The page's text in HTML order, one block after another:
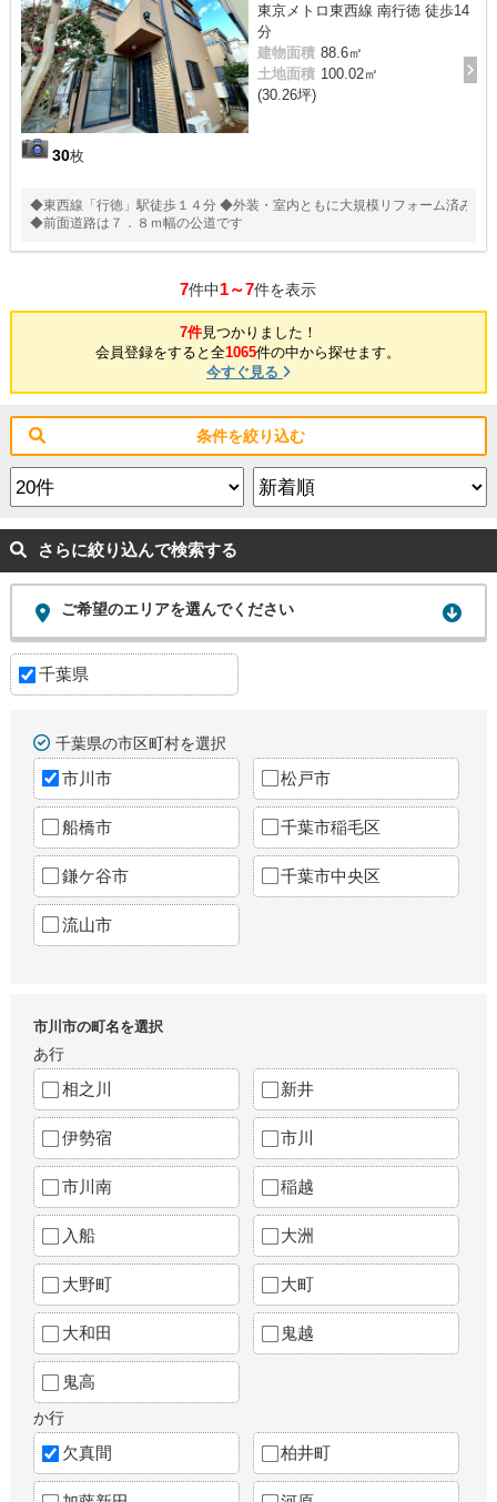
30枚
東京メトロ東西線 南行徳 徒歩14
分
建物面積 88.6㎡
土地面積 100.02㎡
(30.26坪)
◆東西線「行徳」駅徒歩１４分 ◆外装・室内ともに大規模リフォーム済み
◆前面道路は７．８ｍ幅の公道です
7件中1～7件を表示
7件見つかりました！
会員登録をすると全1065件の中から探せます。
今すぐ見る
条件を絞り込む
さらに絞り込んで検索する
ご希望のエリアを選んでください
千葉県
千葉県の市区町村を選択
市川市 松戸市
船橋市 千葉市稲毛区
鎌ケ谷市 千葉市中央区
流山市
市川市の町名を選択
あ行
相之川 新井
伊勢宿 市川
市川南 稲越
入船 大洲
大野町 大町
大和田 鬼越
鬼高
か行
欠真間 柏井町